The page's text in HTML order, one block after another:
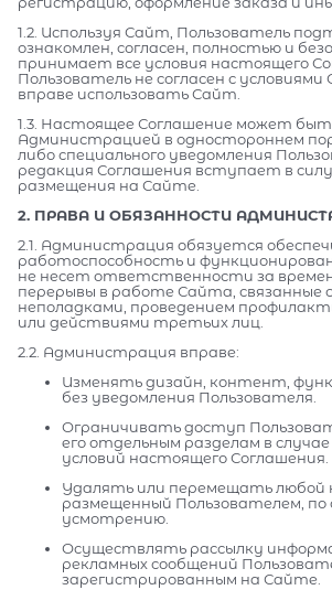
1.2. Используя Сайт, Пользователь
ознакомлен, согласен, полностью и
принимает все условия настоящего
Пользователь не согласен с условиями
вправе использовать Сайт.
1.3. Настоящее Соглашение может
Администрацией в одностороннем
либо специального уведомления
редакция Соглашения вступает в
размещения на Сайте.
2. ПРАВА И ОБЯЗАННОСТИ
2.1. Администрация обязуется
работоспособность и
не несет ответственности за
перерывы в работе Сайта, связанные
неполадками, проведением
или действиями третьих лиц.
2.2. Администрация вправе:
Изменять дизайн, контент,
без уведомления Пользователя.
Ограничивать доступ
его отдельным разделам в
условий настоящего Соглашения.
Удалять или перемещать любой
размещенный Пользователем, по
усмотрению.
Осуществлять рассылку
рекламных сообщений
зарегистрированным на Сайте.